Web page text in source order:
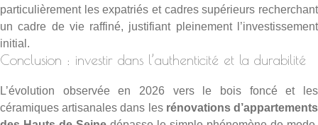
particulièrement les expatriés et cadres supérieurs recherchant
un cadre de vie raffiné, justifiant pleinement l’investissement
initial.
Conclusion : investir dans l’authenticité et la durabilité
L’évolution observée en 2026 vers le bois foncé et les
céramiques artisanales dans les rénovations d’appartements